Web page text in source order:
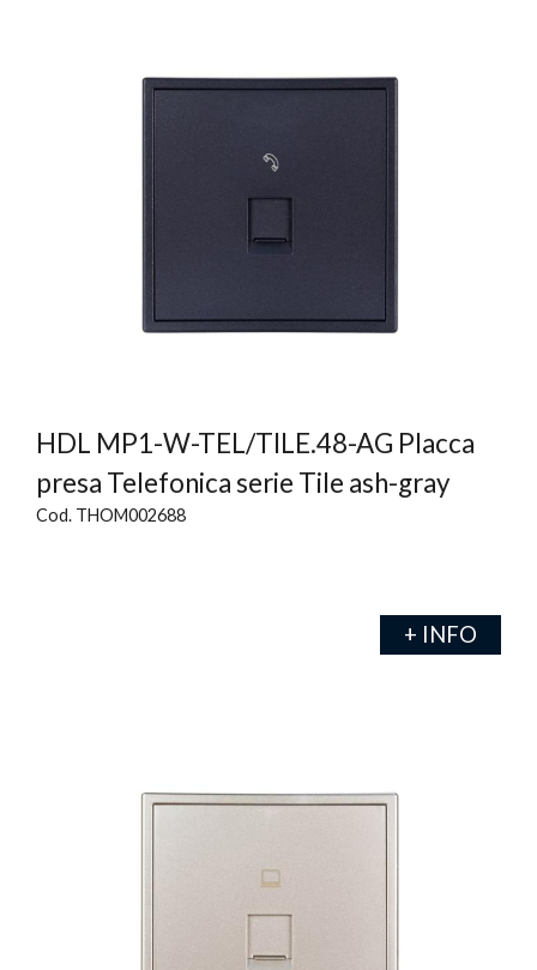
HDL MP1-W-TEL/TILE.48-AG Placca
presa Telefonica serie Tile ash-gray
Cod. THOM002688
+ INFO